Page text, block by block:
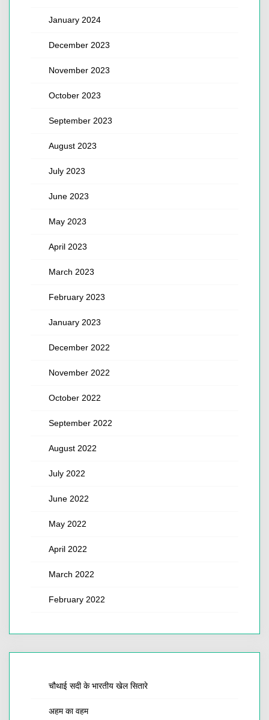
January 2024
December 2023
November 2023
October 2023
September 2023
August 2023
July 2023
June 2023
May 2023
April 2023
March 2023
February 2023
January 2023
December 2022
November 2022
October 2022
September 2022
August 2022
July 2022
June 2022
May 2022
April 2022
March 2022
February 2022
चौथाई सदी के भारतीय खेल सितारे
अहम का वहम